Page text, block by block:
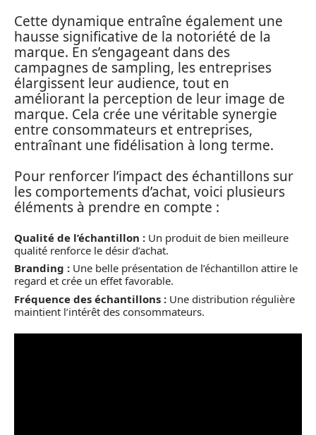
Cette dynamique entraîne également une
hausse significative de la notoriété de la
marque. En s’engageant dans des
campagnes de sampling, les entreprises
élargissent leur audience, tout en
améliorant la perception de leur image de
marque. Cela crée une véritable synergie
entre consommateurs et entreprises,
entraînant une fidélisation à long terme.
Pour renforcer l’impact des échantillons sur
les comportements d’achat, voici plusieurs
éléments à prendre en compte :
Qualité de l’échantillon : Un produit de bien meilleure
qualité renforce le désir d’achat.
Branding : Une belle présentation de l’échantillon attire le
regard et crée un effet favorable.
Fréquence des échantillons : Une distribution régulière
maintient l’intérêt des consommateurs.